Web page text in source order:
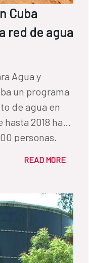
Cuba
red de agua
Agua y
un programa
de agua en
2018 ha
personas.
READ MORE